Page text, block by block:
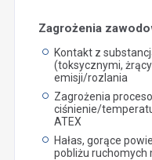
Zagrożenia
Kontakt z
(toksycznymi,
emisji/rozlania
Zagrożenia
ciśnienie/
ATEX
Hałas, gorące
pobliżu ruchomych